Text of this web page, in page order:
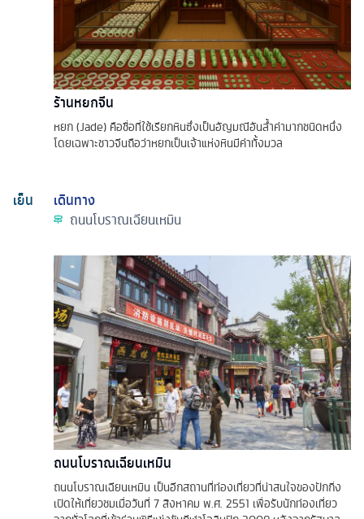
ร้านหยกจีน
หยก (Jade) คือชื่อที่ใช้เรียกหินซึ่งเป็นอัญมณีอันล้ำค่ามากชนิดหนึ่ง
โดยเฉพาะชาวจีนถือว่าหยกเป็นเจ้าแห่งหินมีค่าทั้งมวล
เย็น
เดินทาง
ถนนโบราณเฉียนเหมิน
ถนนโบราณเฉียนเหมิน
ถนนโบราณเฉียนเหมิน เป็นอีกสถานที่ท่องเที่ยวที่น่าสนใจของปักกิ่ง
เปิดให้เที่ยวชมเมื่อวันที่ 7 สิงหาคม พ.ศ. 2551 เพื่อรับนักท่องเที่ยว